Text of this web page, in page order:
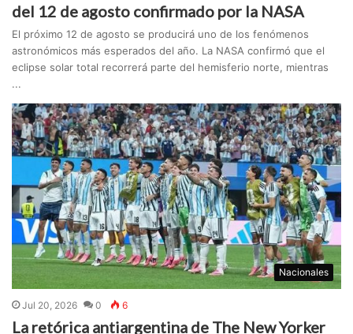
del 12 de agosto confirmado por la NASA
El próximo 12 de agosto se producirá uno de los fenómenos
astronómicos más esperados del año. La NASA confirmó que el
eclipse solar total recorrerá parte del hemisferio norte, mientras
...
Nacionales
Jul 20, 2026 0 6
La retórica antiargentina de The New Yorker